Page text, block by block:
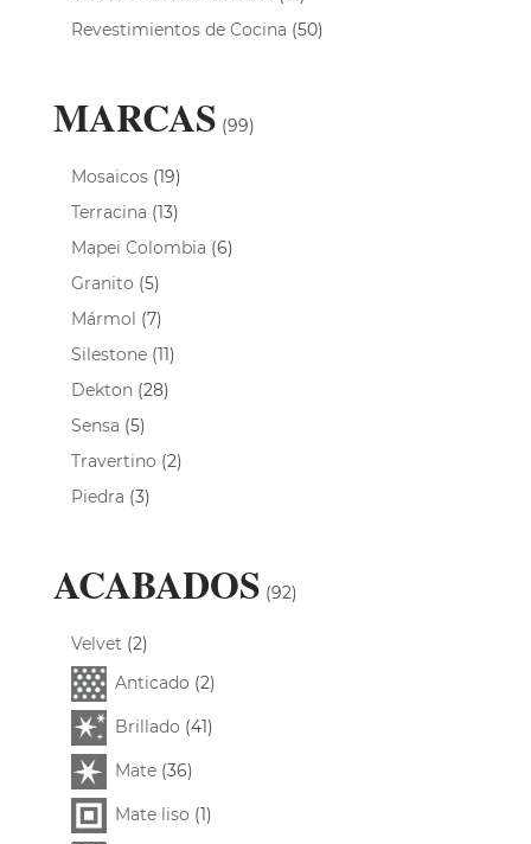
Revestimientos de Cocina (50)
MARCAS (99)
Mosaicos (19)
Terracina (13)
Mapei Colombia (6)
Granito (5)
Mármol (7)
Silestone (11)
Dekton (28)
Sensa (5)
Travertino (2)
Piedra (3)
ACABADOS (92)
Velvet (2)
Anticado (2)
Brillado (41)
Mate (36)
Mate liso (1)